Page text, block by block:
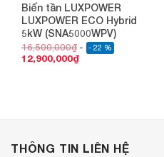
Biến tần LUXPOWER
LUXPOWER ECO Hybrid
5kW (SNA5000WPV)
16,500,000₫ - 22 %
12,900,000₫
THÔNG TIN LIÊN HỆ